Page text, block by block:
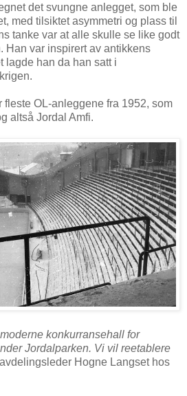
det svungne anlegget, som ble
med tilsiktet asymmetri og plass til
tanke var at alle skulle se like godt
var inspirert av antikkens
lagde han da han satt i
fleste OL-anleggene fra 1952, som
altså Jordal Amfi.
konkurransehall for
Jordalparken. Vi vil reetablere
Hogne Langset hos